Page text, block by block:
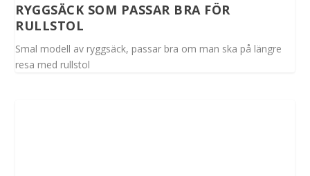
RYGGSÄCK SOM PASSAR BRA FÖR
RULLSTOL
Smal modell av ryggsäck, passar bra om man ska på längre
resa med rullstol